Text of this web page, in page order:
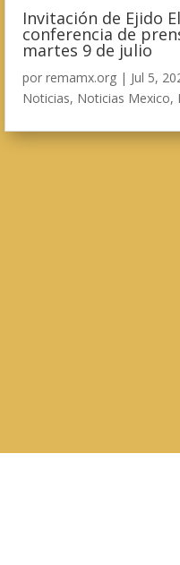
Invitación de Ejido
conferencia de
martes 9 de julio
por remamx.org| Jul 5,
Noticias, Noticias Mexico,